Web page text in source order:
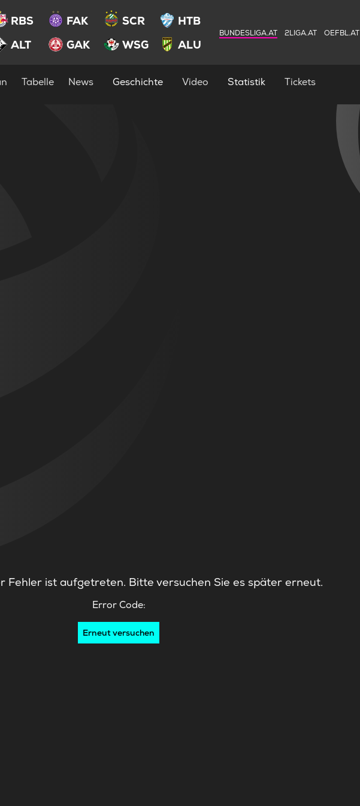
RBS FAK SCR
HTB
ALT GAK WSG ALU
BUNDESLIGA.AT 2LIGA.AT OEFBL.AT
Tabelle News Geschichte Video Statistik Tickets
Fehler ist aufgetreten. Bitte versuchen Sie es später erneut.
Error Code:
Erneut versuchen